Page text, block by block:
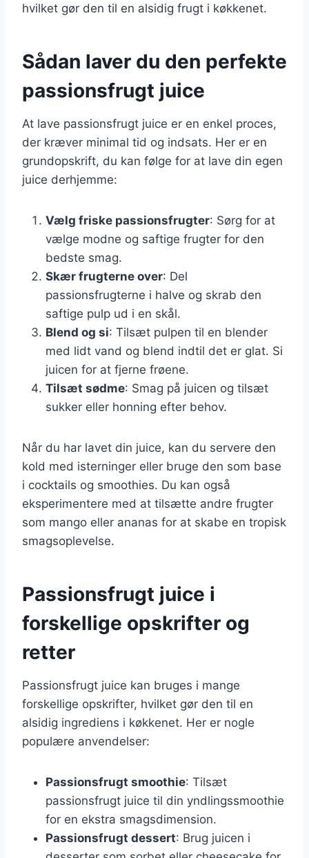
hvilket gør den til en alsidig frugt i køkkenet.
Sådan laver du den perfekte
passionsfrugt juice
At lave passionsfrugt juice er en enkel proces,
der kræver minimal tid og indsats. Her er en
grundopskrift, du kan følge for at lave din egen
juice derhjemme:
Vælg friske passionsfrugter: Sørg for at
vælge modne og saftige frugter for den
bedste smag.
Skær frugterne over: Del
passionsfrugterne i halve og skrab den
saftige pulp ud i en skål.
Blend og si: Tilsæt pulpen til en blender
med lidt vand og blend indtil det er glat. Si
juicen for at fjerne frøene.
Tilsæt sødme: Smag på juicen og tilsæt
sukker eller honning efter behov.
Når du har lavet din juice, kan du servere den
kold med isterninger eller bruge den som base
i cocktails og smoothies. Du kan også
eksperimentere med at tilsætte andre frugter
som mango eller ananas for at skabe en tropisk
smagsoplevelse.
Passionsfrugt juice i
forskellige opskrifter og
retter
Passionsfrugt juice kan bruges i mange
forskellige opskrifter, hvilket gør den til en
alsidig ingrediens i køkkenet. Her er nogle
populære anvendelser:
Passionsfrugt smoothie: Tilsæt
passionsfrugt juice til din yndlingssmoothie
for en ekstra smagsdimension.
Passionsfrugt dessert: Brug juicen i